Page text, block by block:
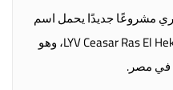
مشروعًا جديدًا يحمل اسم
LYV Ceasar Ras El Hekma، وهو
في مصر.